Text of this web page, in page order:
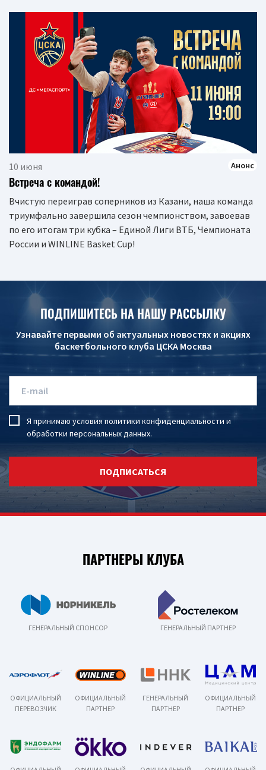
10 июня Анонс
Встреча с командой!
Вчистую переиграв соперников из Казани, наша команда
триумфально завершила сезон чемпионством, завоевав
по его итогам три кубка – Единой Лиги ВТБ, Чемпионата
России и WINLINE Basket Cup!
ПОДПИШИТЕСЬ НА НАШУ РАССЫЛКУ
Узнавайте первыми об актуальных новостях и акциях
баскетбольного клуба ЦСКА Москва
Я принимаю условия политики конфиденциальности и
обработки персональных данных.
ПОДПИСАТЬСЯ
ПАРТНЕРЫ КЛУБА
ГЕНЕРАЛЬНЫЙ СПОНСОР ГЕНЕРАЛЬНЫЙ ПАРТНЕР
ОФИЦИАЛЬНЫЙ
ПЕРЕВОЗЧИК
ОФИЦИАЛЬНЫЙ
ПАРТНЕР
ГЕНЕРАЛЬНЫЙ
ПАРТНЕР
ОФИЦИАЛЬНЫЙ
ПАРТНЕР